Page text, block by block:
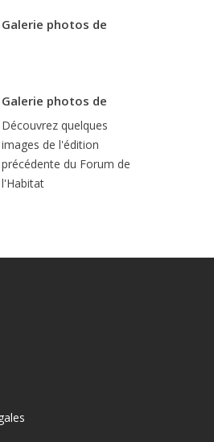
Galerie photos de
Galerie photos de
Découvrez quelques
images de l'édition
précédente du Forum de
l'Habitat